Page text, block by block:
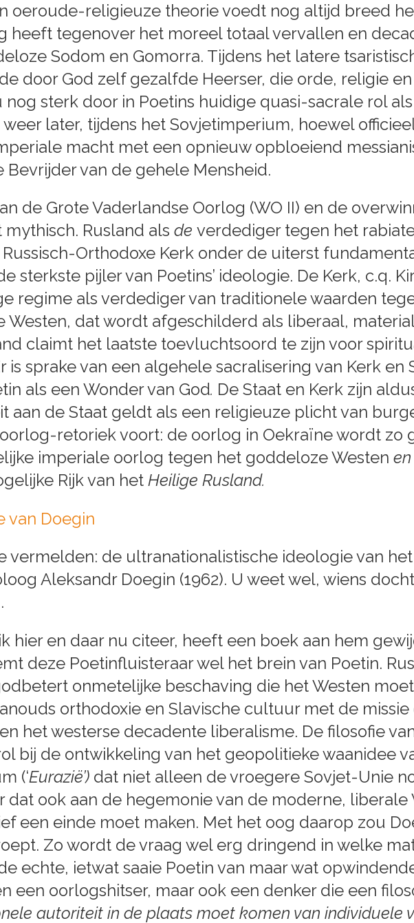
oeroude-religieuze theorie voedt nog altijd breed
heeft tegenover het moreel totaal vervallen en
Sodom en Gomorra. Tijdens het latere
door God zelf gezalfde Heerser, die orde, religie
sterk door in Poetins huidige quasi-sacrale rol
later, tijdens het Sovjetimperium, hoewel
macht met een opnieuw opbloeiend
Bevrijder van de gehele Mensheid.
de Grote Vaderlandse Oorlog (WO II) en de
Rusland als de verdediger tegen het
Orthodoxe Kerk onder de uiterst
sterkste pijler van Poetins’ ideologie. De Kerk, c.q.
regime als verdediger van traditionele waarden
dat wordt afgeschilderd als liberaal,
claimt het laatste toevluchtsoord te zijn voor
is sprake van een algehele sacralisering van Kerk en
als een Wonder van God. De Staat en Kerk zijn
aan de Staat geldt als een religieuze plicht van
retoriek voort: de oorlog in Oekraïne wordt zo
imperiale oorlog tegen het goddeloze Westen en
Rijk van het Heilige Rusland.
van Doegin
vermelden: de ultranationalistische ideologie van het
Aleksandr Doegin (1962). U weet wel, wiens
hier en daar nu citeer, heeft een boek aan hem
deze Poetinfluisteraar wel het brein van Poetin.
onmetelijke beschaving die het Westen
orthodoxie en Slavische cultuur met de
het westerse decadente liberalisme. De filosofie
bij de ontwikkeling van het geopolitieke waanidee
(‘Eurazië’) dat niet alleen de vroegere Sovjet-Unie
dat ook aan de hegemonie van de moderne, liberale
een einde moet maken. Met het oog daarop zou
Zo wordt de vraag wel erg dringend in welke
echte, ietwat saaie Poetin van maar wat
een oorlogshitser, maar ook een denker die een
autoriteit in de plaats moet komen van individuele